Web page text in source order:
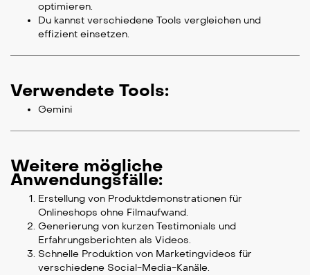
optimieren.
Du kannst verschiedene Tools vergleichen und
effizient einsetzen.
Verwendete Tools:
Gemini
Weitere mögliche
Anwendungsfälle:
Erstellung von Produktdemonstrationen für
Onlineshops ohne Filmaufwand.
Generierung von kurzen Testimonials und
Erfahrungsberichten als Videos.
Schnelle Produktion von Marketingvideos für
verschiedene Social-Media-Kanäle.